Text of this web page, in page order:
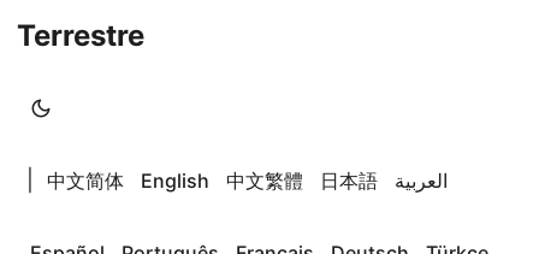
Terrestre
中文简体 English 中文繁體 日本語 العربية